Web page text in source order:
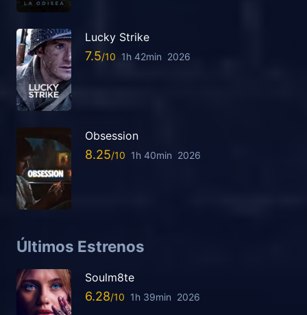
Lucky Strike
7.5 1h 42min 2026
Obsession
8.25 1h 40min 2026
Últimos Estrenos
Soulm8te
6.28 1h 39min 2026